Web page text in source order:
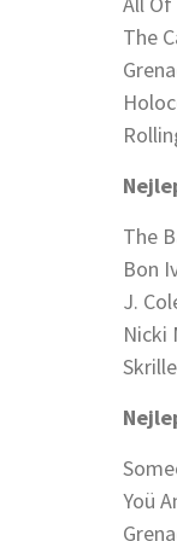
The
The
Bon
J.
Nicki
Yoü